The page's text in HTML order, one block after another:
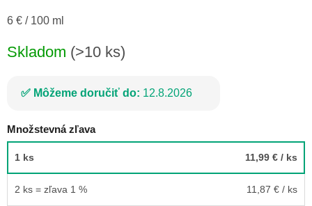
Jednotková
6 € / 100 ml
Skladom (>10 ks)
Môžeme doručiť do: 12.8.2026
Množstevná zľava
1 ks 11,99 € / ks
2 ks = zľava 1 % 11,87 € / ks